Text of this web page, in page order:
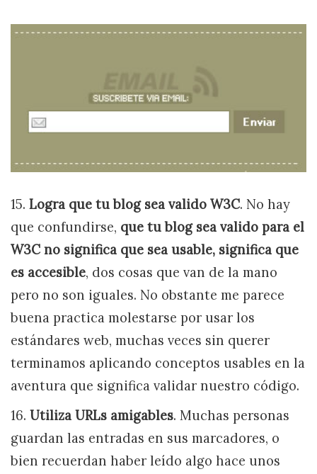
15. Logra que tu blog sea valido W3C. No hay
que confundirse, que tu blog sea valido para el
W3C no significa que sea usable, significa que
es accesible, dos cosas que van de la mano
pero no son iguales. No obstante me parece
buena practica molestarse por usar los
estándares web, muchas veces sin querer
terminamos aplicando conceptos usables en la
aventura que significa validar nuestro código.
16. Utiliza URLs amigables. Muchas personas
guardan las entradas en sus marcadores, o
bien recuerdan haber leído algo hace unos